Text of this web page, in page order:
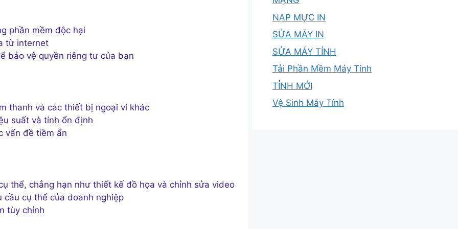
phần mềm độc hại
từ internet
bảo vệ quyền riêng tư của bạn
thanh và các thiết bị ngoại vi khác
suất và tính ổn định
vấn đề tiềm ẩn
thể, chẳng hạn như thiết kế đồ họa và chỉnh sửa video
cụ thể của doanh nghiệp
tùy chỉnh
NẠP MỰC IN
SỬA MÁY IN
SỬA MÁY TÍNH
Tải Phần Mềm Máy Tính
TỈNH MỚI
Vệ Sinh Máy Tính